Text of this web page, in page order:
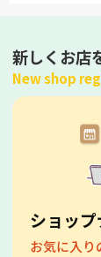
新しくお店
New shop
ショッ
お気に入り